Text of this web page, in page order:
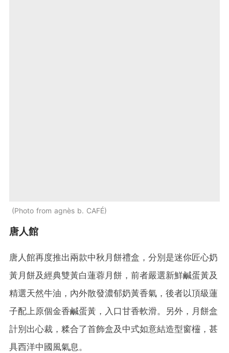
Photo from agnès b. CAFÉ
唐人館
唐人館再度推出兩款中秋月餅禮盒，分別是迷你匠心奶
黃月餅及經典雙黃白蓮蓉月餅，前者嚴選新鮮鹹蛋黃及
精選天然牛油，內外散發濃郁奶黃香氣，後者以頂級蓮
子配上原個金香鹹蛋黃，入口甘香軟滑。另外，月餅盒
計別出心裁，糅合了首飾盒及中式如意結造型窗欞，甚
具西洋中國風氣息。